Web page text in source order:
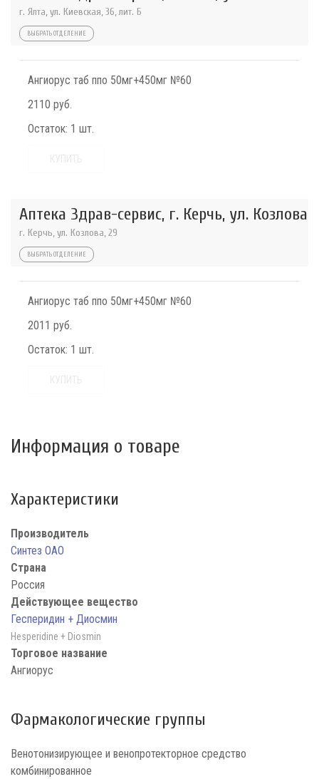
г. Ялта, ул. Киевская, 36, лит. Б
ВЫБРАТЬ ОТДЕЛЕНИЕ
Ангиорус таб ппо 50мг+450мг №60
2110 руб.
Остаток: 1 шт.
Аптека Здрав-сервис, г. Керчь, ул. Козлова
г. Керчь, ул. Козлова, 29
ВЫБРАТЬ ОТДЕЛЕНИЕ
Ангиорус таб ппо 50мг+450мг №60
2011 руб.
Остаток: 1 шт.
Информация о товаре
Характеристики
Производитель
Синтез ОАО
Страна
Россия
Действующее вещество
Гесперидин + Диосмин
Hesperidine + Diosmin
Торговое название
Ангиорус
Фармакологические группы
Венотонизирующее и венопротекторное средство
комбинированное